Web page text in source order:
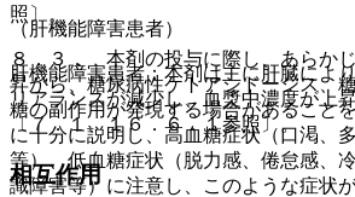
（肝機能障害患者）
肝機能障害患者：本剤は主に肝臓によ
リアランスが減少し、血漿中濃度が上
〔７．１、１６．６．１参照〕。
相互作用
照〕。
８．３． 本剤の投与に際し、あらか
昇から、糖尿病性ケトアシドーシス、
糖の副作用が発現する場合があること
に十分に説明し、高血糖症状（口渇、
等）、低血糖症状（脱力感、倦怠感、
識障害等）に注意し、このような症状